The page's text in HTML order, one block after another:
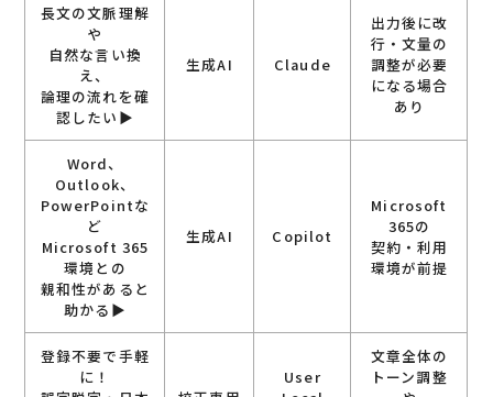
長文の文脈理解
や
自然な言い換
え、
論理の流れを確
認したい▶︎
生成AI Claude
出力後に改
行・文量の
調整が必要
になる場合
あり
Word、
Outlook、
PowerPointな
ど
Microsoft 365
環境との
親和性があると
助かる▶︎
生成AI Copilot
Microsoft
365の
契約・利用
環境が前提
登録不要で手軽
に！
User
文章全体の
トーン調整